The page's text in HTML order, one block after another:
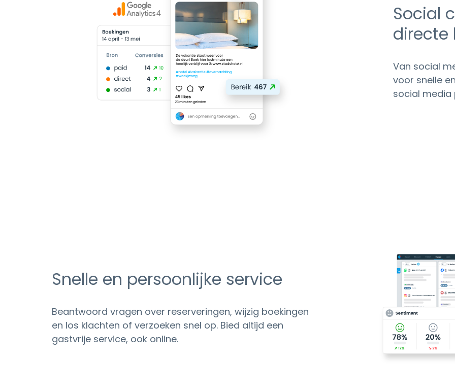
Social
directe
Van social
voor snelle
social media
Snelle en persoonlijke service
Beantwoord vragen over reserveringen, wijzig boekingen
en los klachten of verzoeken snel op. Bied altijd een
gastvrije service, ook online.